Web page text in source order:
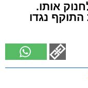
אותו.
נגדו